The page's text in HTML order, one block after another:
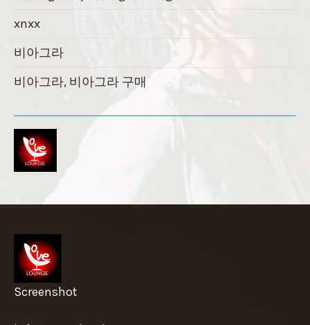
xnxx
비아그라
비아그라, 비아그라 구매
Screenshot